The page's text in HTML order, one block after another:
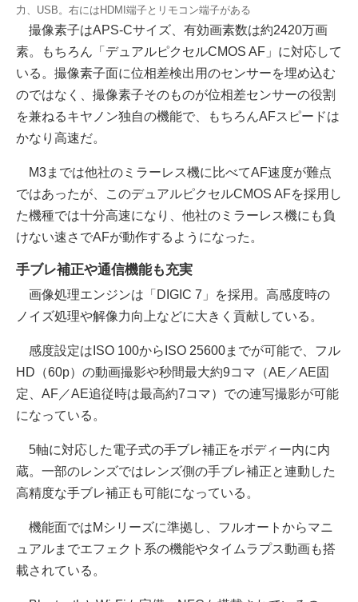
力、USB。右にはHDMI端子とリモコン端子がある
撮像素子はAPS-Cサイズ、有効画素数は約2420万画
素。もちろん「デュアルピクセルCMOS AF」に対応して
いる。撮像素子面に位相差検出用のセンサーを埋め込む
のではなく、撮像素子そのものが位相差センサーの役割
を兼ねるキヤノン独自の機能で、もちろんAFスピードは
かなり高速だ。
M3までは他社のミラーレス機に比べてAF速度が難点
ではあったが、このデュアルピクセルCMOS AFを採用し
た機種では十分高速になり、他社のミラーレス機にも負
けない速さでAFが動作するようになった。
手ブレ補正や通信機能も充実
画像処理エンジンは「DIGIC 7」を採用。高感度時の
ノイズ処理や解像力向上などに大きく貢献している。
感度設定はISO 100からISO 25600までが可能で、フル
HD（60p）の動画撮影や秒間最大約9コマ（AE／AE固
定、AF／AE追従時は最高約7コマ）での連写撮影が可能
になっている。
5軸に対応した電子式の手ブレ補正をボディー内に内
蔵。一部のレンズではレンズ側の手ブレ補正と連動した
高精度な手ブレ補正も可能になっている。
機能面ではMシリーズに準拠し、フルオートからマニ
ュアルまでエフェクト系の機能やタイムラプス動画も搭
載されている。